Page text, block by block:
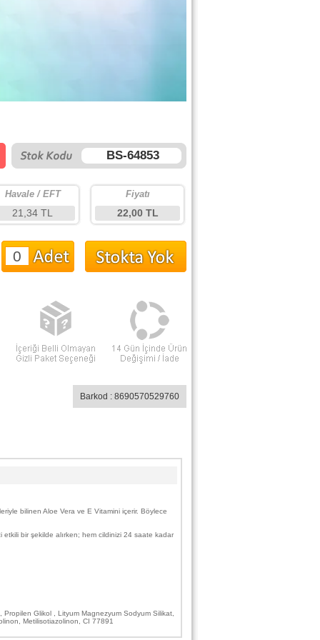
BS-64853
Fiyatı
22,00 TL
Havale / EFT
21,34 TL
Barkod : 8690570529760
bilinen Aloe Vera ve E Vitamini içerir. Böylece
bir şekilde alırken; hem cildinizi 24 saate kadar
Glikol , Lityum Magnezyum Sodyum Silikat,
Metilisotiazolinon, CI 77891